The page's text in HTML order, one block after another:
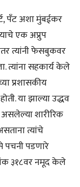
पँट अशा मुंबईकर
एक अप्रुप
त्यांनी फेसबुकवर
त्यांना सहकार्य केले
प्रशासकीय
या झाल्या उद्धव
असलेल्या शारीरिक
त्यांचे
पचनी पडणारे
३१८वर नमूद केले